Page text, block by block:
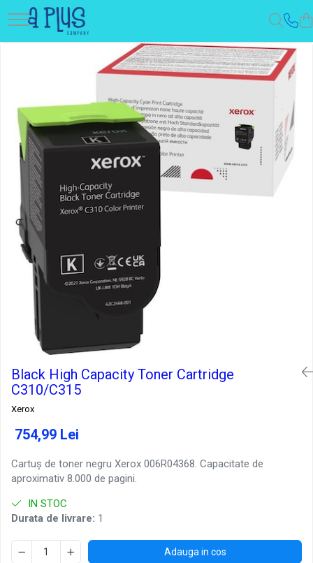
Black High Capacity Toner Cartridge
C310/C315
Xerox
754,99 Lei
Cartuș de toner negru Xerox 006R04368. Capacitate de
aproximativ 8.000 de pagini.
IN STOC
Durata de livrare: 1
Adauga in cos